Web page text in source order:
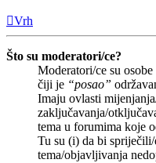
Vrh
Što su moderatori/ce?
Moderatori/ce su
čiji je “posao”
Imaju ovlasti
zaključavanja/
tema u forumima koje
Tu su (i) da bi
tema/objavljivanja